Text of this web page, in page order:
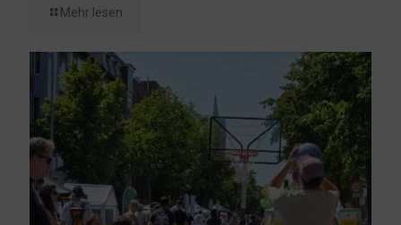
Mehr lesen